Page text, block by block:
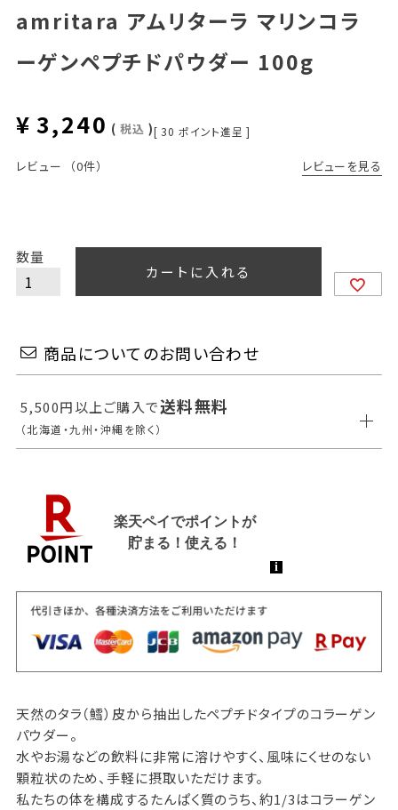
amritara アムリターラ マリンコラ
ーゲンペプチドパウダー 100g
¥ 3,240 税込 [ 30 ポイント進呈 ]
レビュー （0件） レビューを見る
カートに入れる
商品についてのお問い合わせ
5,500円以上ご購入で送料無料
（北海道・九州・沖縄を除く）
天然のタラ（鱈）皮から抽出したペプチドタイプのコラーゲン
パウダー。
水やお湯などの飲料に非常に溶けやすく、風味にくせのない
顆粒状のため、手軽に摂取いただけます。
私たちの体を構成するたんぱく質のうち、約1/3はコラーゲン